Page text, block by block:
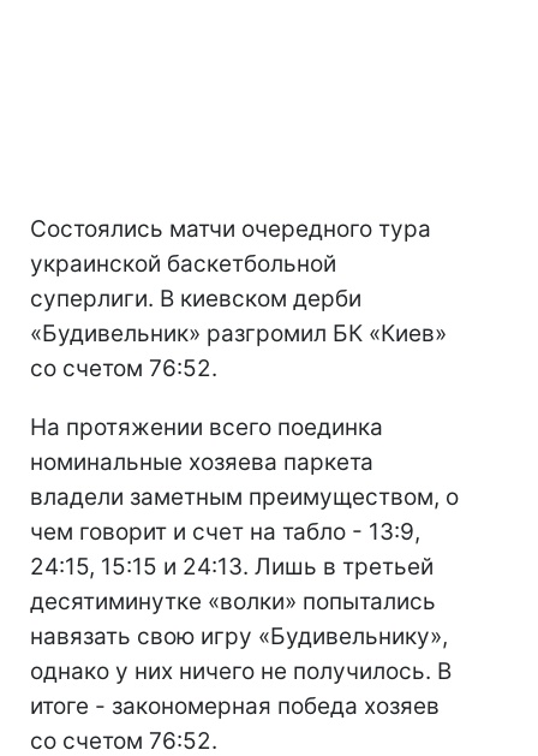
Состоялись матчи очередного тура
украинской баскетбольной
суперлиги. В киевском дерби
«Будивельник» разгромил БК «Киев»
со счетом 76:52.
На протяжении всего поединка
номинальные хозяева паркета
владели заметным преимуществом, о
чем говорит и счет на табло - 13:9,
24:15, 15:15 и 24:13. Лишь в третьей
десятиминутке «волки» попытались
навязать свою игру «Будивельнику»,
однако у них ничего не получилось. В
итоге - закономерная победа хозяев
со счетом 76:52.